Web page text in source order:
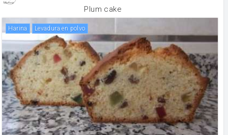
Plum cake
harina levadura en polvo